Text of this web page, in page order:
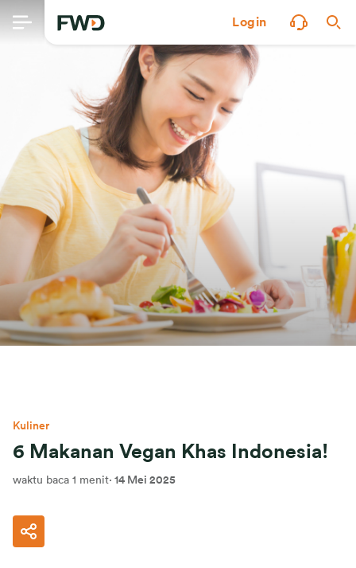
Login
Kuliner
6 Makanan Vegan Khas Indonesia!
waktu baca 1 menit· 14 Mei 2025